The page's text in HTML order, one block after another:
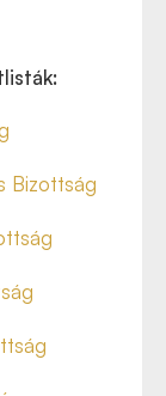
Bizottság